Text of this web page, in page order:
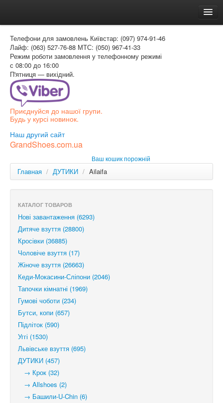
Доставка и оплата
Как заказать
Контакти
Таблиця розмірів
Вхід для покупця
РОС
Телефони для замовлень Київстар: (097) 974-91-46
Лайф: (063) 527-76-88 МТС: (050) 967-41-33
Режим роботи замовлення у телефонному режимі
с 08:00 до 16:00
П'ятниця — вихідний.
Приєднуйся до нашої групи.
Будь у курсі новинок.
Наш другий сайт
GrandShoes.com.ua
Ваш кошик порожній
Главная / ДУТИКИ / Ailaifa
КАТАЛОГ ТОВАРОВ
Нові завантаження (6293)
Дитяче взуття (28800)
Кросівки (36885)
Чоловіче взуття (17)
Жіноче взуття (26663)
Кеди-Мокасини-Сліпони (2046)
Тапочки кімнатні (1969)
Гумові чоботи (234)
Бутси, копи (657)
Підліток (590)
Уггі (1530)
Львівське взуття (695)
ДУТИКИ (457)
→ Крок (32)
→ Allshoes (2)
→ Башили-U-Chin (6)